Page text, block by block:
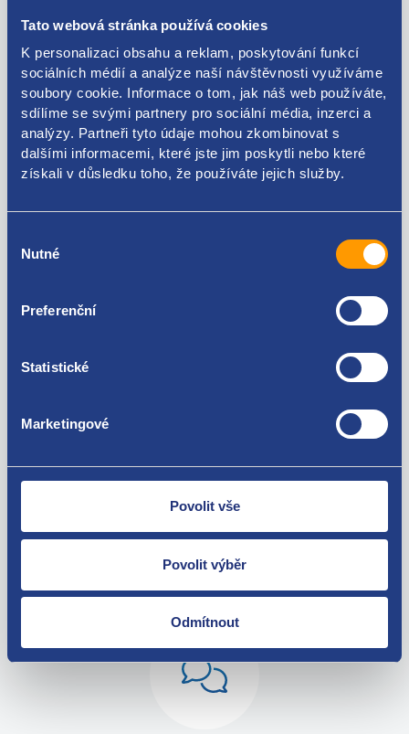
Tato webová stránka používá cookies
K personalizaci obsahu a reklam, poskytování funkcí
sociálních médií a analýze naší návštěvnosti využíváme
soubory cookie. Informace o tom, jak náš web používáte,
sdílíme se svými partnery pro sociální média, inzerci a
analýzy. Partneři tyto údaje mohou zkombinovat s
dalšími informacemi, které jste jim poskytli nebo které
získali v důsledku toho, že používáte jejich služby.
souhlasu
Nutné
Preferenční
Statistické
Marketingové
Povolit vše
Povolit výběr
Odmítnout
originální číslo Renault
6001547243
6001548516
8200459205
6001547243 6001548516 8200459205
Dacia Sandero 2008 - 2012
Nejste spokojeni? Vyřešíme to!
Zboží můžete vrátit do 60 dnů od